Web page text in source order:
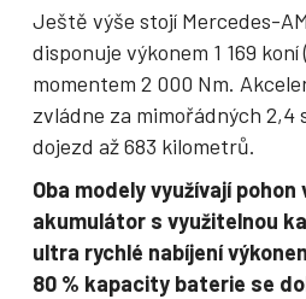
Ještě výše stojí Mercedes-
disponuje výkonem 1 169
momentem 2 000 Nm.
zvládne za mimořádných 2,4
dojezd až 683 kilometrů.
Oba modely využívají pohon
akumulátor s využitelnou
ultra rychlé nabíjení
80 % kapacity baterie se